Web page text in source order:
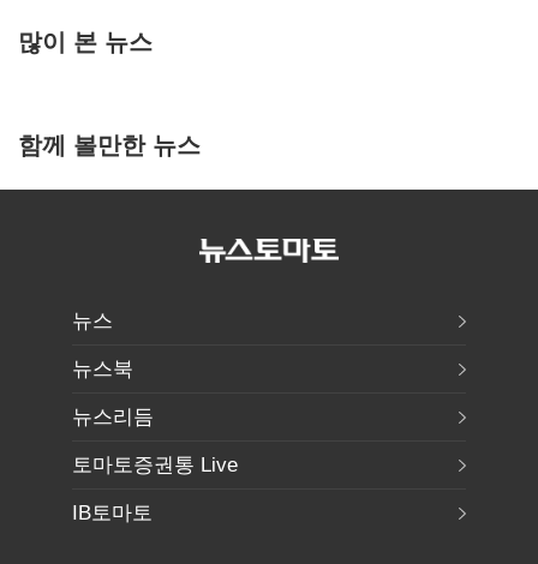
많이 본 뉴스
함께 볼만한 뉴스
뉴스
뉴스북
뉴스리듬
토마토증권통 Live
IB토마토